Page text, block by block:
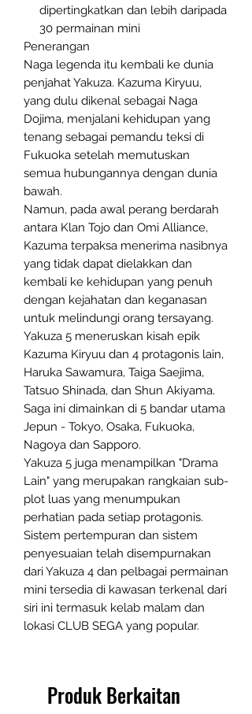
dipertingkatkan dan lebih daripada
30 permainan mini
Penerangan
Naga legenda itu kembali ke dunia
penjahat Yakuza. Kazuma Kiryuu,
yang dulu dikenal sebagai Naga
Dojima, menjalani kehidupan yang
tenang sebagai pemandu teksi di
Fukuoka setelah memutuskan
semua hubungannya dengan dunia
bawah.
Namun, pada awal perang berdarah
antara Klan Tojo dan Omi Alliance,
Kazuma terpaksa menerima nasibnya
yang tidak dapat dielakkan dan
kembali ke kehidupan yang penuh
dengan kejahatan dan keganasan
untuk melindungi orang tersayang.
Yakuza 5 meneruskan kisah epik
Kazuma Kiryuu dan 4 protagonis lain,
Haruka Sawamura, Taiga Saejima,
Tatsuo Shinada, dan Shun Akiyama.
Saga ini dimainkan di 5 bandar utama
Jepun - Tokyo, Osaka, Fukuoka,
Nagoya dan Sapporo.
Yakuza 5 juga menampilkan "Drama
Lain" yang merupakan rangkaian sub-
plot luas yang menumpukan
perhatian pada setiap protagonis.
Sistem pertempuran dan sistem
penyesuaian telah disempurnakan
dari Yakuza 4 dan pelbagai permainan
mini tersedia di kawasan terkenal dari
siri ini termasuk kelab malam dan
lokasi CLUB SEGA yang popular.
Produk Berkaitan